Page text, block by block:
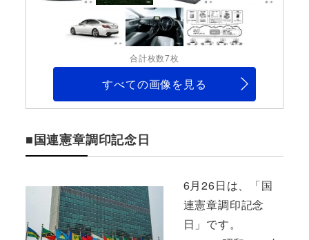
合計枚数7枚
すべての画像を見る
■国連憲章調印記念日
6月26日は、「国
連憲章調印記念
日」です。